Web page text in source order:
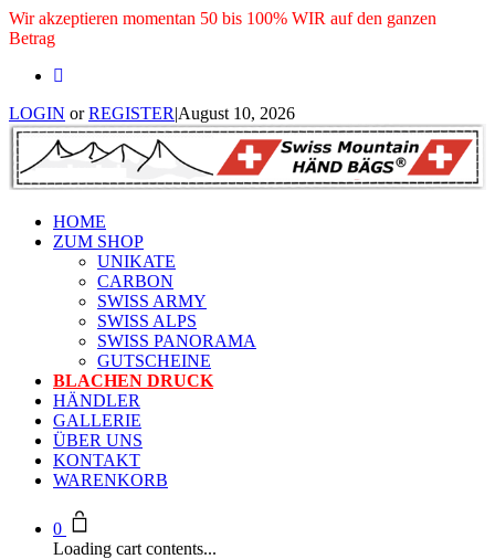
Wir akzeptieren momentan 50 bis 100% WIR auf den ganzen
Betrag
LOGIN orREGISTER|August 10, 2026
HOME
ZUM SHOP
UNIKATE
CARBON
SWISS ARMY
SWISS ALPS
SWISS PANORAMA
GUTSCHEINE
BLACHEN DRUCK
HÄNDLER
GALLERIE
ÜBER UNS
KONTAKT
WARENKORB
0
Loading cart contents...